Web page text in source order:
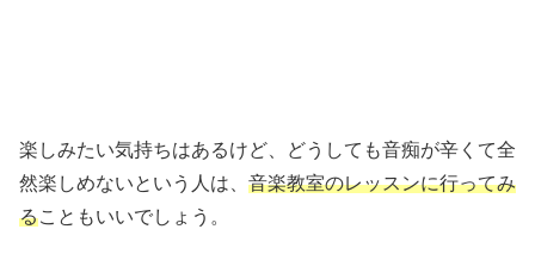
楽しみたい気持ちはあるけど、どうしても音痴が辛くて全
然楽しめないという人は、 音楽教室のレッスンに行ってみ
ることもいいでしょう。